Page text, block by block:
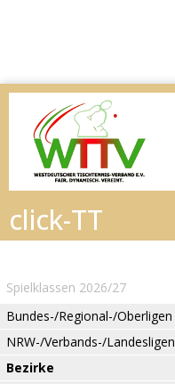
Spielklassen 2026/27
Bundes-/Regional-/Oberligen
NRW-/Verbands-/Landesligen
Bezirke